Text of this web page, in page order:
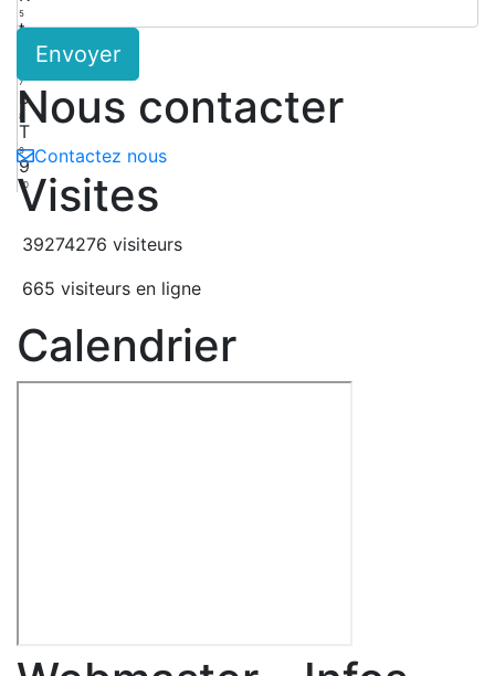
5
t
7
b
8
T
9
9
10
Envoyer
Nous contacter
Contactez nous
Visites
39274276 visiteurs
665 visiteurs en ligne
Calendrier